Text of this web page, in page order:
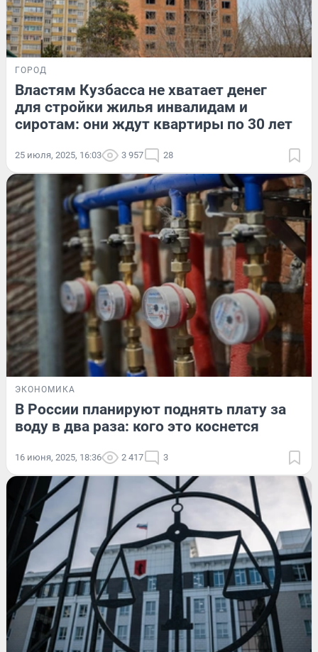
ГОРОД
Властям Кузбасса не хватает денег
для стройки жилья инвалидам и
сиротам: они ждут квартиры по 30 лет
25 июля, 2025, 16:03 3 957 28
ЭКОНОМИКА
В России планируют поднять плату за
воду в два раза: кого это коснется
16 июня, 2025, 18:36 2 417 3